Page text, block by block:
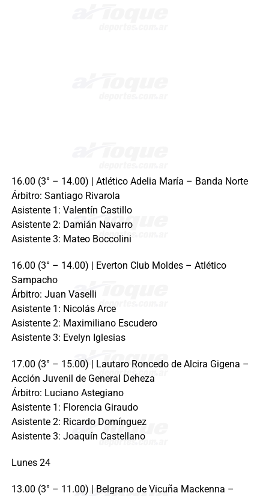
16.00 (3° – 14.00) | Atlético Adelia María – Banda Norte
Árbitro: Santiago Rivarola
Asistente 1: Valentín Castillo
Asistente 2: Damián Navarro
Asistente 3: Mateo Boccolini
16.00 (3° – 14.00) | Everton Club Moldes – Atlético
Sampacho
Árbitro: Juan Vaselli
Asistente 1: Nicolás Arce
Asistente 2: Maximiliano Escudero
Asistente 3: Evelyn Iglesias
17.00 (3° – 15.00) | Lautaro Roncedo de Alcira Gigena –
Acción Juvenil de General Deheza
Árbitro: Luciano Astegiano
Asistente 1: Florencia Giraudo
Asistente 2: Ricardo Domínguez
Asistente 3: Joaquín Castellano
Lunes 24
13.00 (3° – 11.00) | Belgrano de Vicuña Mackenna –